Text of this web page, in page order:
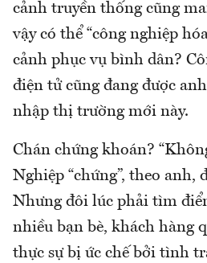
cảnh truyền thống cũng
vậy có thể “công nghiệp
cảnh phục vụ bình dân?
điện tử cũng đang được
nhập thị trường mới này.
Chán chứng khoán?
Nghiệp “chứng”, theo anh,
Nhưng đôi lúc phải tìm
nhiều bạn bè, khách hàng
thực sự bị ức chế bởi tình